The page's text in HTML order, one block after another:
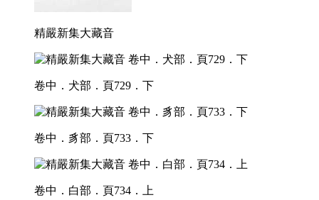
精嚴新集大藏音
卷中．犬部．頁729．下
卷中．豸部．頁733．下
卷中．白部．頁734．上